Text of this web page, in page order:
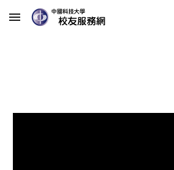
Skip to main content